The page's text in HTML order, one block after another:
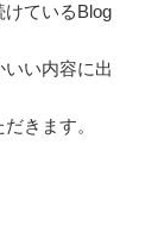
ているBlog
い内容に出
きます。